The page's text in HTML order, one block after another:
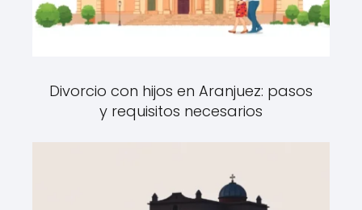
Divorcio con hijos en Aranjuez: pasos
y requisitos necesarios